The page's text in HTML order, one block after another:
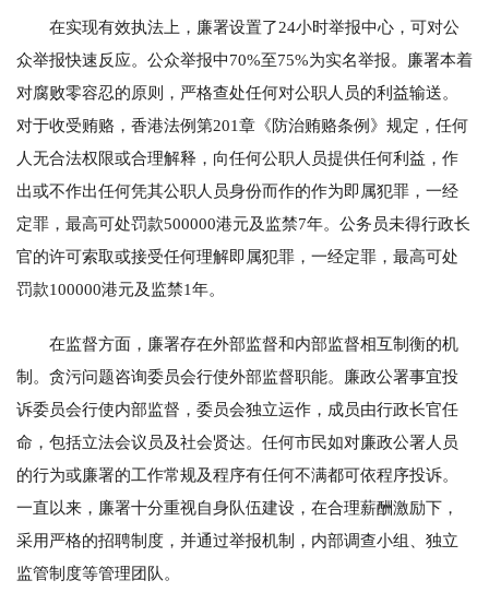
在实现有效执法上，廉署设置了24小时举报中心，可对公
众举报快速反应。公众举报中70%至75%为实名举报。廉署本着
对腐败零容忍的原则，严格查处任何对公职人员的利益输送。
对于收受贿赂，香港法例第201章《防治贿赂条例》规定，任何
人无合法权限或合理解释，向任何公职人员提供任何利益，作
出或不作出任何凭其公职人员身份而作的作为即属犯罪，一经
定罪，最高可处罚款500000港元及监禁7年。公务员未得行政长
官的许可索取或接受任何理解即属犯罪，一经定罪，最高可处
罚款100000港元及监禁1年。
在监督方面，廉署存在外部监督和内部监督相互制衡的机
制。贪污问题咨询委员会行使外部监督职能。廉政公署事宜投
诉委员会行使内部监督，委员会独立运作，成员由行政长官任
命，包括立法会议员及社会贤达。任何市民如对廉政公署人员
的行为或廉署的工作常规及程序有任何不满都可依程序投诉。
一直以来，廉署十分重视自身队伍建设，在合理薪酬激励下，
采用严格的招聘制度，并通过举报机制，内部调查小组、独立
监管制度等管理团队。